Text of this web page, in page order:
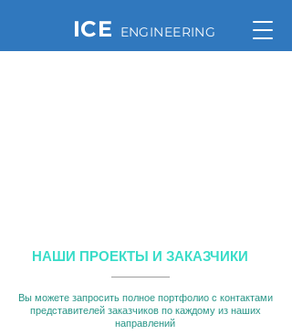
ICE ENGINEERING
НАШИ ПРОЕКТЫ И ЗАКАЗЧИКИ
Вы можете запросить полное портфолио с контактами
представителей заказчиков по каждому из наших
направлений